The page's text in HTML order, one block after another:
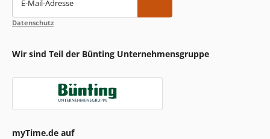
E-Mail-Adresse
Datenschutz
Wir sind Teil der Bünting Unternehmensgruppe
myTime.de auf